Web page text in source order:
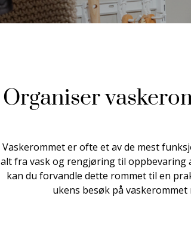
Organiser
Vaskerommet er ofte et av de mest
alt fra vask og rengjøring til oppbevaring
kan du forvandle dette rommet til en
ukens besøk på